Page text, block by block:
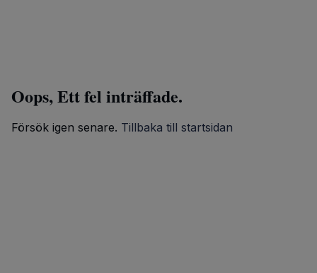
Oops, Ett fel inträffade.
Försök igen senare. Tillbaka till startsidan